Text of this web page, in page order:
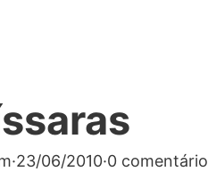
·23/06/2010·0 comentário